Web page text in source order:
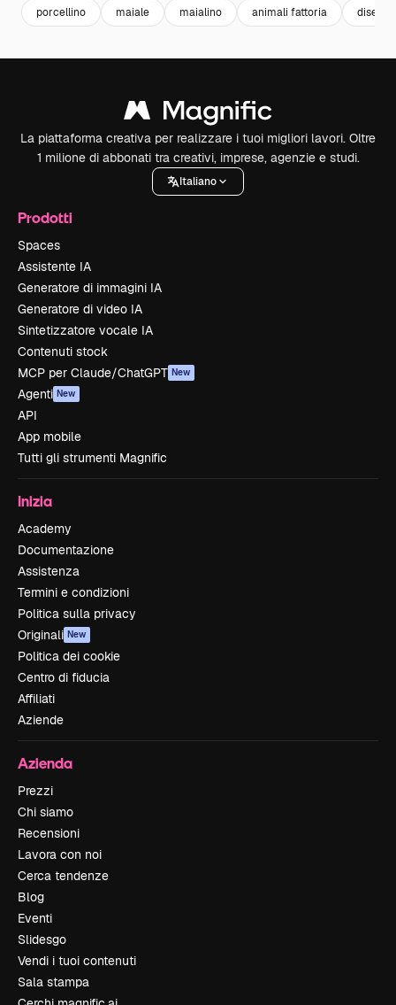
porcellino maiale maialino animali fattoria
La piattaforma creativa per realizzare i tuoi migliori lavori. Oltre
1 milione di abbonati tra creativi, imprese, agenzie e studi.
Italiano
Prodotti
Spaces
Assistente IA
Generatore di immagini IA
Generatore di video IA
Sintetizzatore vocale IA
Contenuti stock
MCP per Claude/ChatGPT New
Agenti New
API
App mobile
Tutti gli strumenti Magnific
Inizia
Academy
Documentazione
Assistenza
Termini e condizioni
Politica sulla privacy
Originali New
Politica dei cookie
Centro di fiducia
Affiliati
Aziende
Azienda
Prezzi
Chi siamo
Recensioni
Lavora con noi
Cerca tendenze
Blog
Eventi
Slidesgo
Vendi i tuoi contenuti
Sala stampa